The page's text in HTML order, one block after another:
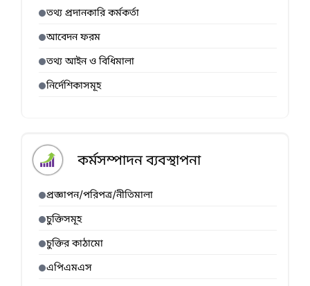
তথ্য প্রদানকারি কর্মকর্তা
আবেদন ফরম
তথ্য আইন ও বিধিমালা
নির্দেশিকাসমূহ
কর্মসম্পাদন ব্যবস্থাপনা
প্রজ্ঞাপন/পরিপত্র/নীতিমালা
চুক্তিসমূহ
চুক্তির কাঠামো
এপিএমএস